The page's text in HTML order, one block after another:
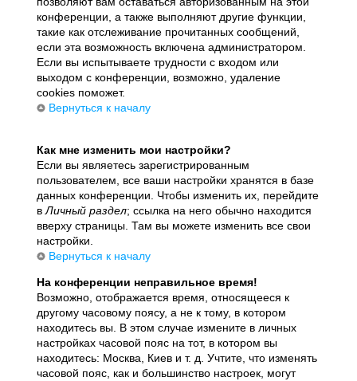
конференции, а также выполняют другие функции,
такие как отслеживание прочитанных сообщений,
если эта возможность включена администратором.
Если вы испытываете трудности с входом или
выходом с конференции, возможно, удаление
cookies поможет.
Вернуться к началу
Как мне изменить мои настройки?
Если вы являетесь зарегистрированным
пользователем, все ваши настройки хранятся в базе
данных конференции. Чтобы изменить их, перейдите
вЛичный раздел; ссылка на него обычно находится
вверху страницы. Там вы можете изменить все свои
настройки.
Вернуться к началу
На конференции неправильное время!
Возможно, отображается время, относящееся к
другому часовому поясу, а не к тому, в котором
находитесь вы. В этом случае измените в личных
настройках часовой пояс на тот, в котором вы
находитесь: Москва, Киев и т. д. Учтите, что изменять
часовой пояс, как и большинство настроек, могут